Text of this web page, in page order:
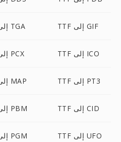
TTF إلى TGA TTF إلى GIF
TTF إلى PCX TTF إلى ICO
TTF إلى MAP TTF إلى PT3
TTF إلى PBM TTF إلى CID
TTF إلى PGM TTF إلى UFO